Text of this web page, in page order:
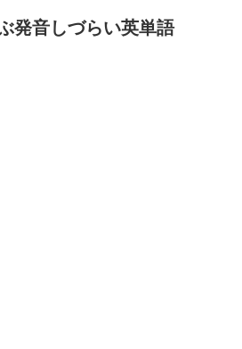
発音しづらい英単語